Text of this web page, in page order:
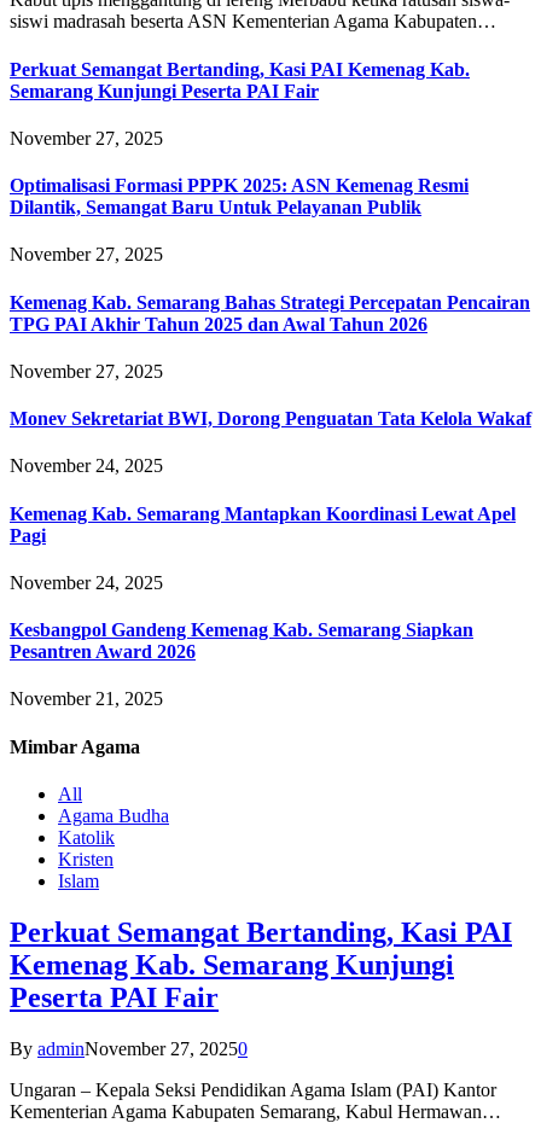
siswi madrasah beserta ASN Kementerian Agama Kabupaten…
Perkuat Semangat Bertanding, Kasi PAI Kemenag Kab.
Semarang Kunjungi Peserta PAI Fair
November 27, 2025
Optimalisasi Formasi PPPK 2025: ASN Kemenag Resmi
Dilantik, Semangat Baru Untuk Pelayanan Publik
November 27, 2025
Kemenag Kab. Semarang Bahas Strategi Percepatan Pencairan
TPG PAI Akhir Tahun 2025 dan Awal Tahun 2026
November 27, 2025
Monev Sekretariat BWI, Dorong Penguatan Tata Kelola Wakaf
November 24, 2025
Kemenag Kab. Semarang Mantapkan Koordinasi Lewat Apel
Pagi
November 24, 2025
Kesbangpol Gandeng Kemenag Kab. Semarang Siapkan
Pesantren Award 2026
November 21, 2025
Mimbar Agama
All
Agama Budha
Katolik
Kristen
Islam
Perkuat Semangat Bertanding, Kasi PAI
Kemenag Kab. Semarang Kunjungi
Peserta PAI Fair
By adminNovember 27, 20250
Ungaran – Kepala Seksi Pendidikan Agama Islam (PAI) Kantor
Kementerian Agama Kabupaten Semarang, Kabul Hermawan…